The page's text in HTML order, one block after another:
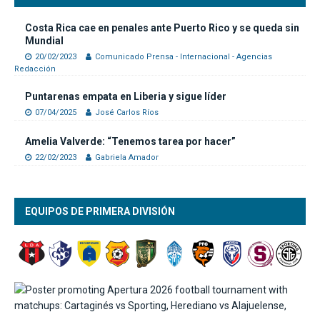
Costa Rica cae en penales ante Puerto Rico y se queda sin
Mundial
20/02/2023
Comunicado Prensa - Internacional - Agencias
Redacción
Puntarenas empata en Liberia y sigue líder
07/04/2025 José Carlos Ríos
Amelia Valverde: “Tenemos tarea por hacer”
22/02/2023 Gabriela Amador
EQUIPOS DE PRIMERA DIVISIÓN